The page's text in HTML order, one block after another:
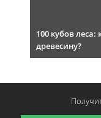
100 кубов
древесину?